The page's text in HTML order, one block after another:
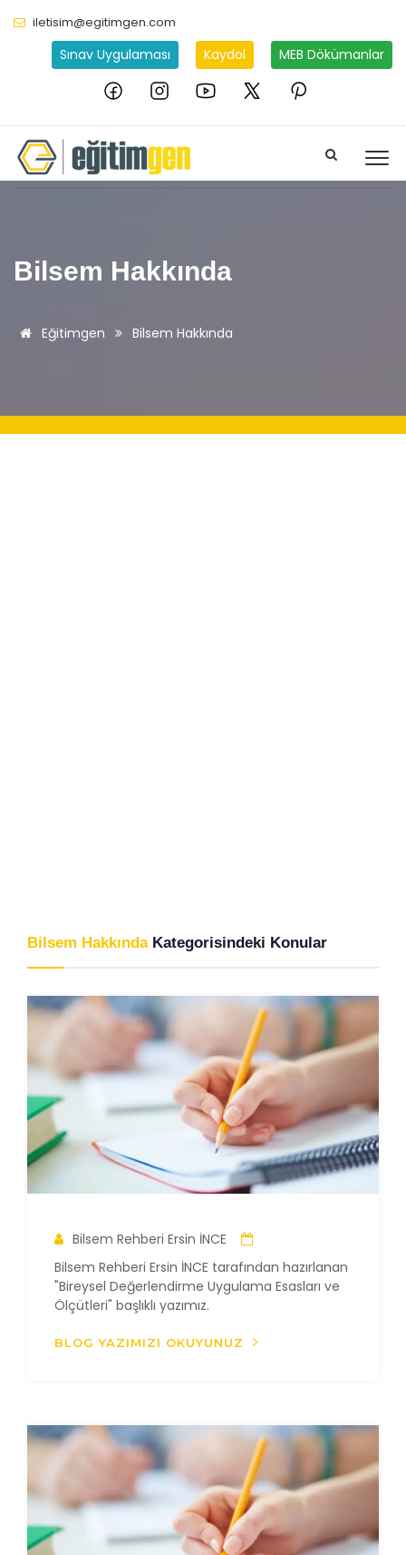
iletisim@egitimgen.com
Sınav Uygulaması Kaydol MEB Dökümanlar
Bilsem Hakkında
Eğitimgen Bilsem Hakkında
Bilsem Hakkında Kategorisindeki Konular
Bilsem Rehberi Ersin İNCE
Bilsem Rehberi Ersin İNCE tarafından hazırlanan
"Bireysel Değerlendirme Uygulama Esasları ve
Ölçütleri" başlıklı yazımız.
BLOG YAZIMIZI OKUYUNUZ